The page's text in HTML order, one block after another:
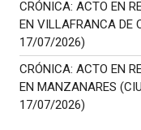
CRÓNICA: ACTO EN
EN VILLAFRANCA DE
17/07/2026)
CRÓNICA: ACTO EN
EN MANZANARES
17/07/2026)